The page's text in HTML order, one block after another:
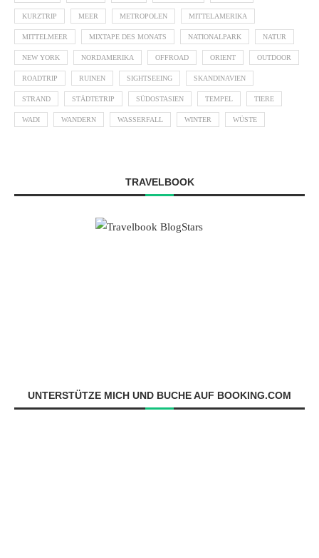
KURZTRIP MEER METROPOLEN MITTELAMERIKA
MITTELMEER MIXTAPE DES MONATS NATIONALPARK NATUR
NEW YORK NORDAMERIKA OFFROAD ORIENT OUTDOOR
ROADTRIP RUINEN SIGHTSEEING SKANDINAVIEN
STRAND STÄDTETRIP SÜDOSTASIEN TEMPEL TIERE
WADI WANDERN WASSERFALL WINTER WÜSTE
TRAVELBOOK
UNTERSTÜTZE MICH UND BUCHE AUF BOOKING.COM